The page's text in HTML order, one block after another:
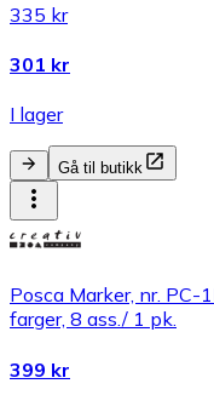
335 kr
301 kr
I lager
Gå til butikk
Posca Marker, nr. PC-
farger, 8 ass./ 1 pk.
399 kr